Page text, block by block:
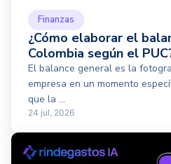
Finanzas
¿Cómo elaborar el
Colombia según el
El balance general es la
empresa en un momento
que la ...
24 jul, 2026